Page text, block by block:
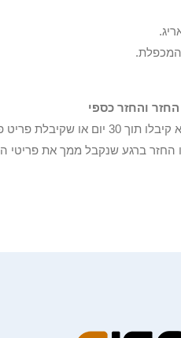
המכפלת.
הפריטים שלך לא קיבלו
החזר ברגע שנקבל ממך את פריטי